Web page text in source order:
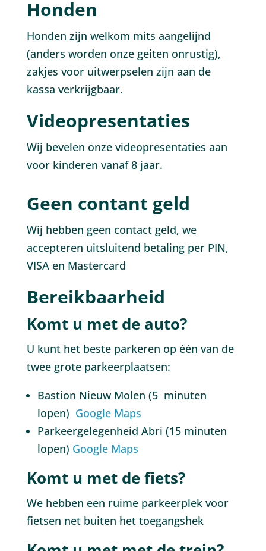
Honden
Honden zijn welkom mits aangelijnd
(anders worden onze geiten onrustig),
zakjes voor uitwerpselen zijn aan de
kassa verkrijgbaar.
Videopresentaties
Wij bevelen onze videopresentaties aan
voor kinderen vanaf 8 jaar.
Geen contant geld
Wij hebben geen contact geld, we
accepteren uitsluitend betaling per PIN,
VISA en Mastercard
Bereikbaarheid
Komt u met de auto?
U kunt het beste parkeren op één van de
twee grote parkeerplaatsen:
Bastion Nieuw Molen (5 minuten
lopen) Google Maps
Parkeergelegenheid Abri (15 minuten
lopen) Google Maps
Komt u met de fiets?
We hebben een ruime parkeerplek voor
fietsen net buiten het toegangshek